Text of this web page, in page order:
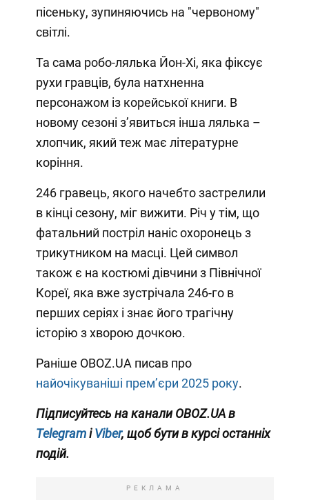
пісеньку, зупиняючись на "червоному"
світлі.
Та сама робо-лялька Йон-Хі, яка фіксує
рухи гравців, була натхненна
персонажом із корейської книги. В
новому сезоні зʼявиться інша лялька –
хлопчик, який теж має літературне
коріння.
246 гравець, якого начебто застрелили
в кінці сезону, міг вижити. Річ у тім, що
фатальний постріл наніс охоронець з
трикутником на масці. Цей символ
також є на костюмі дівчини з Північної
Кореї, яка вже зустрічала 246-го в
перших серіях і знає його трагічну
історію з хворою дочкою.
Раніше OBOZ.UA писав про
найочікуваніші премʼєри 2025 року.
Підписуйтесь на канали OBOZ.UA в
TelegramіViber, щоб бути в курсі останніх
подій.
РЕКЛАМА